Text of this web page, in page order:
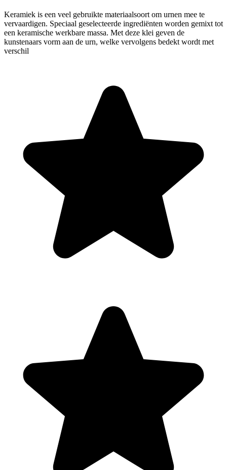
Keramiek is een veel gebruikte materiaalsoort om urnen mee te
vervaardigen. Speciaal geselecteerde ingrediënten worden gemixt tot
een keramische werkbare massa. Met deze klei geven de
kunstenaars vorm aan de urn, welke vervolgens bedekt wordt met
verschil